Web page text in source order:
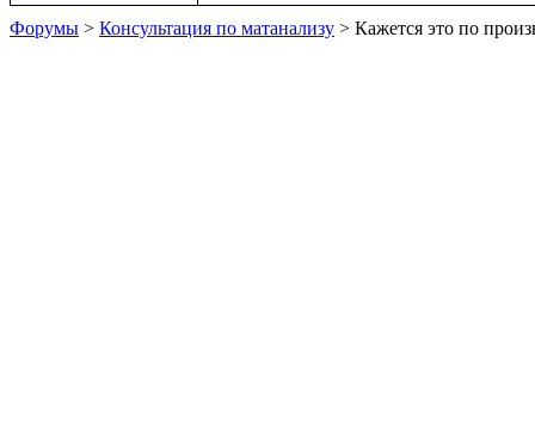
Форумы > Консультация по матанализу > Кажется это по